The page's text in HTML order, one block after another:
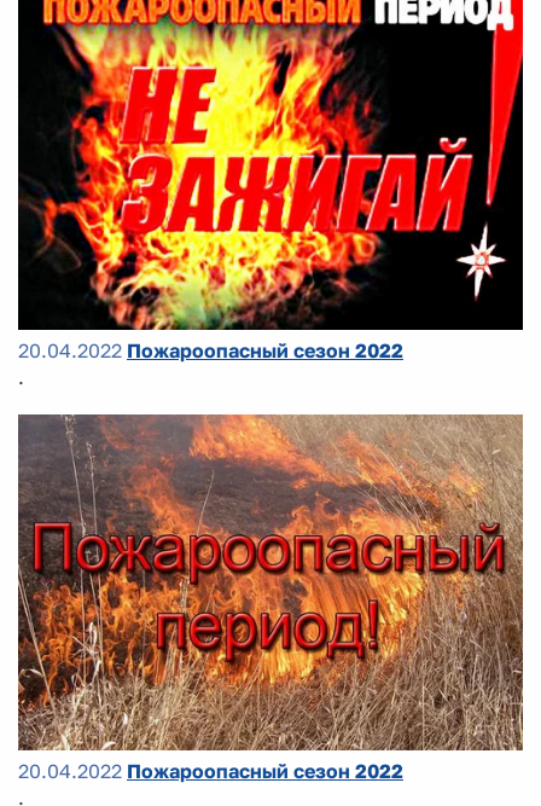
20.04.2022 Пожароопасный сезон 2022
.
20.04.2022 Пожароопасный сезон 2022
.